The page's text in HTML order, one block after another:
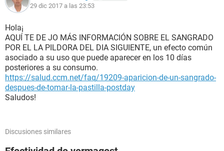
29 dic 2017 a las 23:53
Hola¡
AQUÍ TE DE JO MÁS INFORMACIÓN SOBRE EL SANGRADO
POR EL LA PILDORA DEL DIA SIGUIENTE, un efecto común
asociado a su uso que puede aparecer en los 10 días
posteriores a su consumo.
https://salud.ccm.net/faq/19209-aparicion-de-un-sangrado-
despues-de-tomar-la-pastilla-postday
Saludos!
Discusiones similares